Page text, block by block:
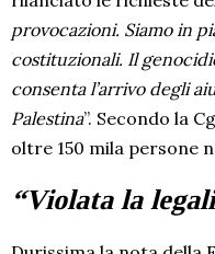
provocazioni. Siamo in
costituzionali. Il
consenta l’arrivo degli
Palestina”. Secondo la
oltre 150 mila persone
“Violata la